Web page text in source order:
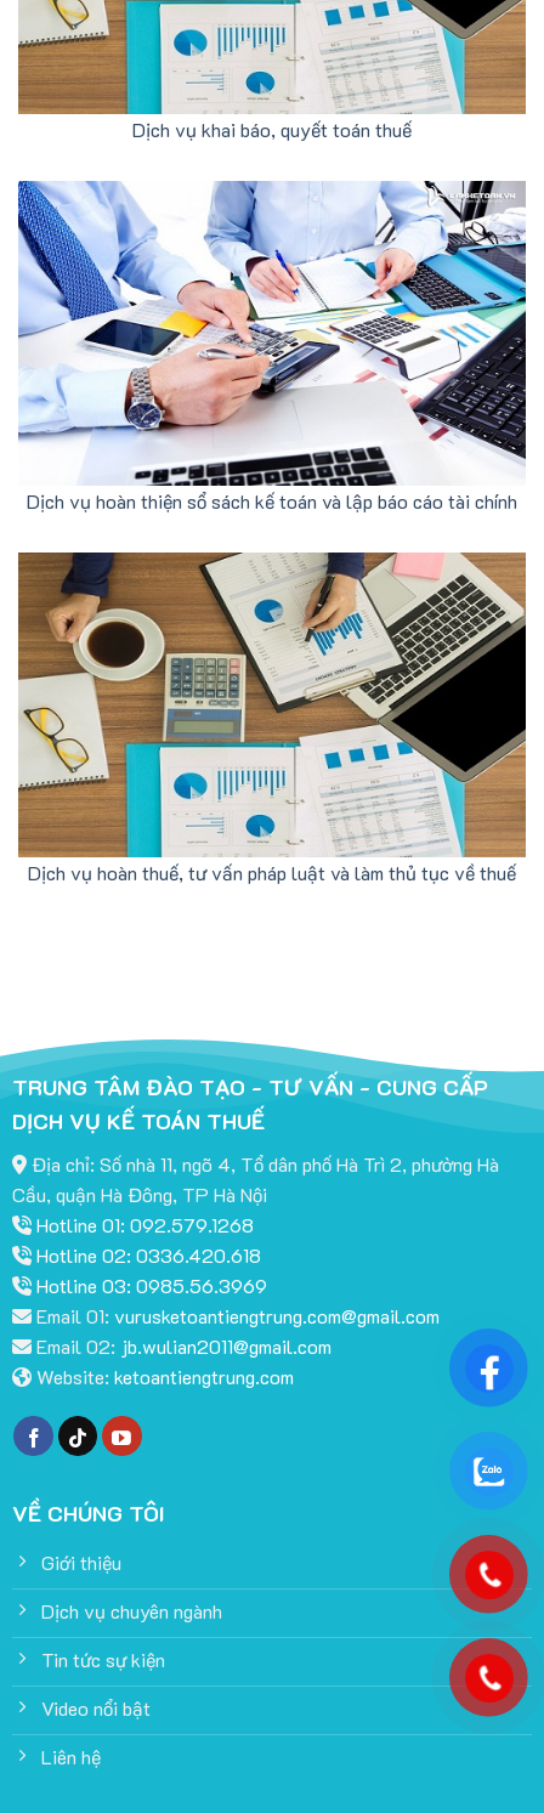
Dịch vụ khai báo, quyết toán thuế
Dịch vụ hoàn thiện sổ sách kế toán và lập báo cáo tài chính
Dịch vụ hoàn thuế, tư vấn pháp luật và làm thủ tục về thuế
TRUNG TÂM ĐÀO TẠO - TƯ VẤN - CUNG CẤP
DỊCH VỤ KẾ TOÁN THUẾ
Địa chỉ: Số nhà 11, ngõ 4, Tổ dân phố Hà Trì 2, phường Hà
Cầu, quận Hà Đông, TP Hà Nội
Hotline 01: 092.579.1268
Hotline 02: 0336.420.618
Hotline 03: 0985.56.3969
Email 01: vurusketoantiengtrung.com@gmail.com
Email 02: jb.wulian2011@gmail.com
Website: ketoantiengtrung.com
VỀ CHÚNG TÔI
Giới thiệu
Dịch vụ chuyên ngành
Tin tức sự kiện
Video nổi bật
Liên hệ